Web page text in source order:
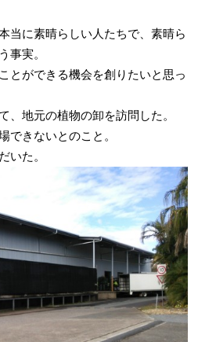
当に素晴らしい人たちで、素晴ら
事実。
とができる機会を創りたいと思っ
、地元の植物の卸を訪問した。
できないとのこと。
いた。